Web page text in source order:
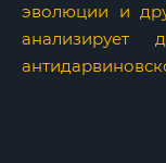
эволюции и
анализирует